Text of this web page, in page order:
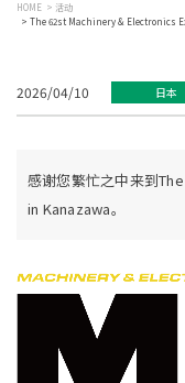
HOME
活动
The 62st Machinery &
2026/04/10 日本
感谢您繁忙之中来到
in Kanazawa。